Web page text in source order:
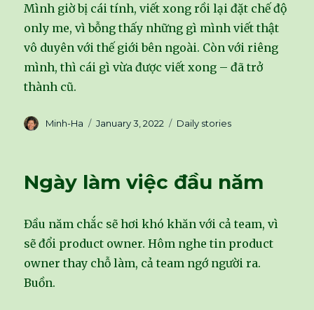
Mình giờ bị cái tính, viết xong rồi lại đặt chế độ
only me, vì bỗng thấy những gì mình viết thật
vô duyên với thế giới bên ngoài. Còn với riêng
mình, thì cái gì vừa được viết xong – đã trở
thành cũ.
Author
Minh-Ha
Posted
January 3, 2022 Categories
Daily stories
Ngày làm việc đầu năm
Đầu năm chắc sẽ hơi khó khăn với cả team, vì
sẽ đổi product owner. Hôm nghe tin product
owner thay chỗ làm, cả team ngớ người ra.
Buồn.